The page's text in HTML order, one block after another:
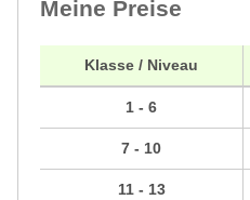
Meine Preise
Klasse / Niveau
1 - 6
7 - 10
11 - 13